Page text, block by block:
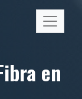
en